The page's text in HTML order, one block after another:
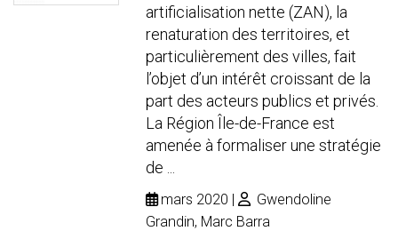
artificialisation nette (ZAN), la
renaturation des territoires, et
particulièrement des villes, fait
l’objet d’un intérêt croissant de la
part des acteurs publics et privés.
La Région Île-de-France est
amenée à formaliser une stratégie
de ...
mars 2020
Gwendoline
Grandin, Marc Barra